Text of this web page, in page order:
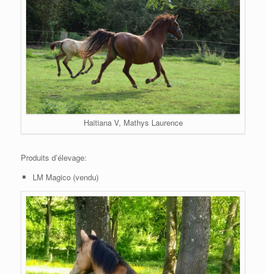
Haitiana V, Mathys Laurence
Produits d’élevage:
LM Magico (vendu)